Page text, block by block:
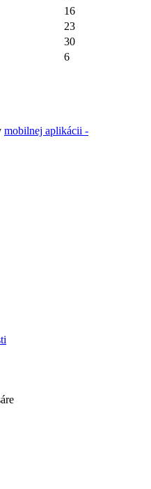
16
23
30
6
mobilnej aplikácii -